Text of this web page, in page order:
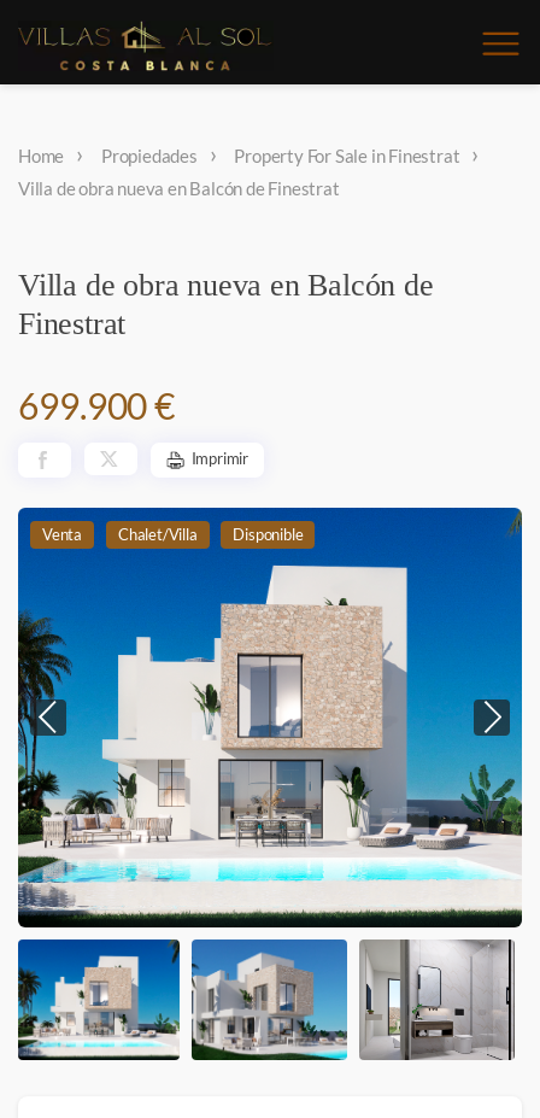
Home Propiedades
Property For Sale in Finestrat
Villa de obra nueva en Balcón de Finestrat
Villa de obra nueva en Balcón de
Finestrat
699.900 €
Imprimir
Venta Chalet/Villa Disponible